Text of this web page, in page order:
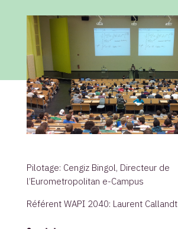
Pilotage: Cengiz Bingol, Directeur de
l’Eurometropolitan e-Campus
Référent WAPI 2040: Laurent Callandt